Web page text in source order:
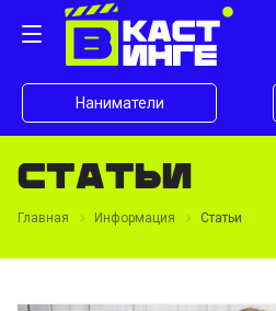
Наниматели
Статьи
Главная Информация Статьи